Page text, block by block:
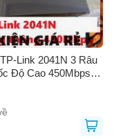
Link 2041N 3 Râu
Độ Cao 450Mbps,
Thiết Kế Dễ Dàng
Hành Dài Hạn